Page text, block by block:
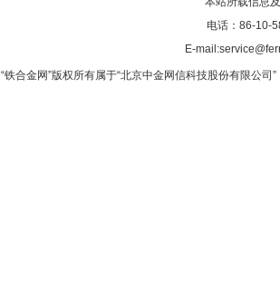
电话：86-10-
E-
“铁合金网”版权所有属于“北京中金网信科技股份有限公司